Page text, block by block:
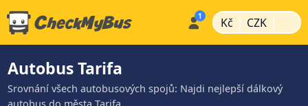
Kč | CZK |
Autobus Tarifa
Srovnání všech autobusových spojů: Najdi nejlepší dálkový